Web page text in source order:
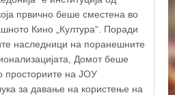
првично беше сместена во
Кино „Култура“. Поради
наследници на поранешните
Домот беше
просториите на ЈОУ
за давање на користење на